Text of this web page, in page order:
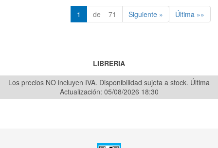
1 de 71 Siguiente » Última »»
LIBRERIA
Los precios NO incluyen IVA. Disponibilidad sujeta a stock. Última
Actualización: 05/08/2026 18:30